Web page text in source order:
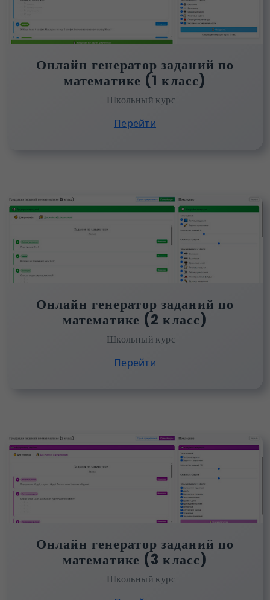
Онлайн генератор заданий по
математике (1 класс)
Школьный курс
Перейти
Онлайн генератор заданий по
математике (2 класс)
Школьный курс
Перейти
Онлайн генератор заданий по
математике (3 класс)
Школьный курс